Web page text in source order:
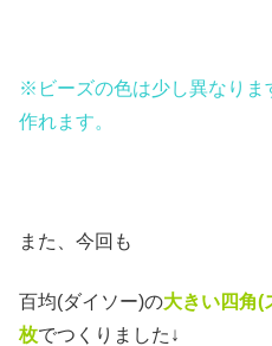
※ビーズの色は少し異なりま
作れます。
また、今回も
百均(ダイソー)の大きい四角(
枚でつくりました↓